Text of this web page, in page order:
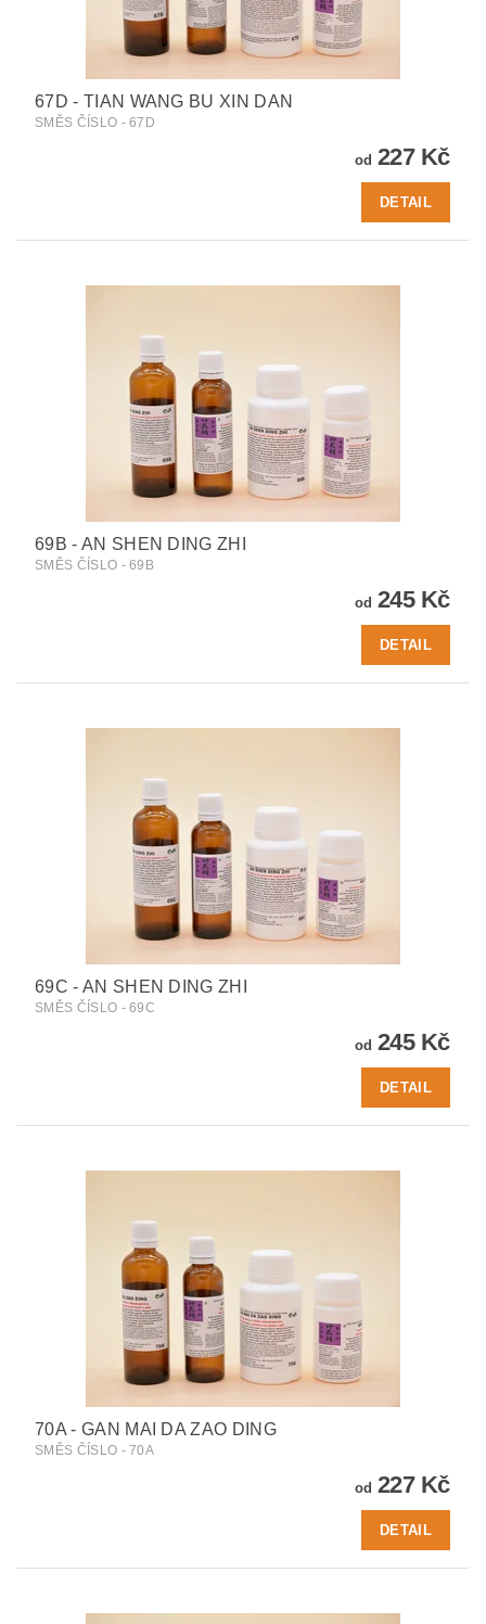
67D - TIAN WANG BU XIN DAN
SMĚS ČÍSLO - 67D
od 227 Kč
DETAIL
69B - AN SHEN DING ZHI
SMĚS ČÍSLO - 69B
od 245 Kč
DETAIL
69C - AN SHEN DING ZHI
SMĚS ČÍSLO - 69C
od 245 Kč
DETAIL
70A - GAN MAI DA ZAO DING
SMĚS ČÍSLO - 70A
od 227 Kč
DETAIL